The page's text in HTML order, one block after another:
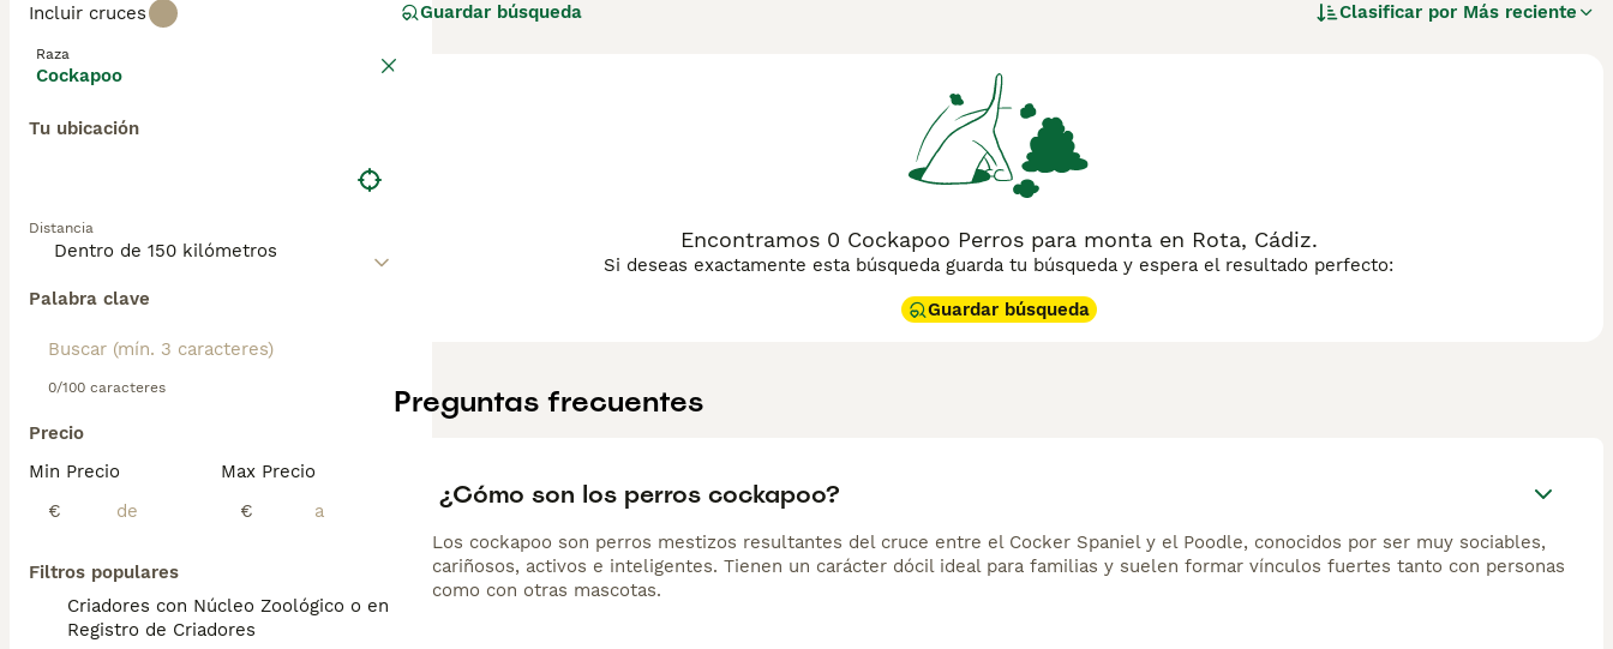
Incluir cruces
Raza
Cockapoo
Tu ubicación
Distancia
Palabra clave
0/100 caracteres
Precio
Min Precio
€
Max Precio
€
Filtros populares
Criadores con Núcleo Zoológico o en el
Registro de Criadores
en todo el mundo, siendo un excelente perro familiar y de compañía.
Las diferentes generaciones —como
suele tener un mayor porcentaje de Caniche, lo que favorece un pelaje más
F2,F3yF4 , producto del cruce entre dos Cockapoos, ofrecen mayor
Con su temperamento afectuoso, sociable y divertido, el Cockapoo se adapta muy bien a hogares activos y disfruta del juego, las
Guardar búsqueda Clasificar por Más reciente
Encontramos 0 Cockapoo Perros para monta en Rota, Cádiz.
Si deseas exactamente esta búsqueda guarda tu búsqueda y espera el resultado perfecto:
Guardar búsqueda
Preguntas frecuentes
¿Cómo son los perros cockapoo?
Los cockapoo son perros mestizos resultantes del cruce entre el Cocker Spaniel y el Poodle, conocidos por ser muy sociables,
cariñosos, activos e inteligentes. Tienen un carácter dócil ideal para familias y suelen formar vínculos fuertes tanto con personas
como con otras mascotas.